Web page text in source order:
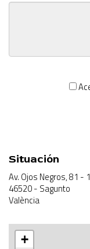
Situación
Av. Ojos Negros, 81 -
46520 - Sagunto
València
+